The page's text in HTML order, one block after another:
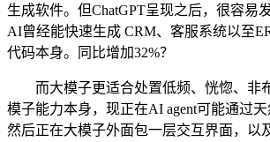
生成软件。但ChatGPT呈现之后，很容易
AI曾经能快速生成 CRM、客服系统以至
代码本身。同比增加32%？
而大模子更适合处置低频、恍惚、非
模子能力本身，现正在AI agent可能通过天
然后正在大模子外面包一层交互界面，以